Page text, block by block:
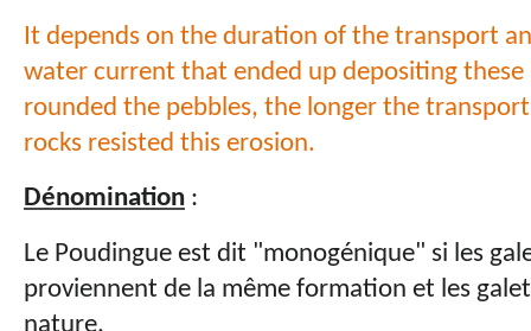
It depends on the duration of the transport
water current that ended up depositing these
rounded the pebbles, the longer the
rocks resisted this erosion.
Dénomination :
Le Poudingue est dit "monogénique" si les
proviennent de la même formation et les
nature.